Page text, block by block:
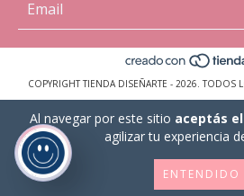
Al navegar por este sitio aceptás
agilizar tu experiencia
ENTENDIDO
COPYRIGHT TIENDA DISEÑARTE - 2026. TODOS